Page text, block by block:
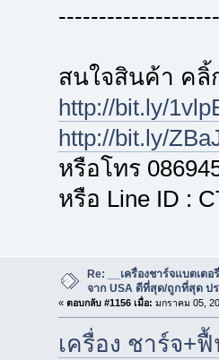
สนใจสินค้า คลิ้
http://bit.ly/
http://bit.ly/
หรือโทร
หรือ Line ID :
Re: __เครื่องชาร์จแบตเตอ
จาก USA ดีที่สุด/ถูกที่สุด ป
« ตอบกลับ #1156 เมื่อ: มกราคม 05,
เครื่อง ชาร์จ+